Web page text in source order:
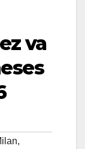
va
,